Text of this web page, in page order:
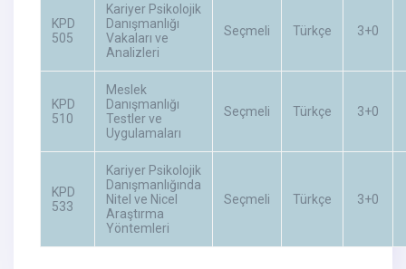
KPD
505
Kariyer Psikolojik
Danışmanlığı
Vakaları ve
Analizleri
Seçmeli Türkçe 3+0
KPD
510
Meslek
Danışmanlığı
Testler ve
Uygulamaları
Seçmeli Türkçe 3+0
KPD
533
Kariyer Psikolojik
Danışmanlığında
Nitel ve Nicel
Araştırma
Yöntemleri
Seçmeli Türkçe 3+0